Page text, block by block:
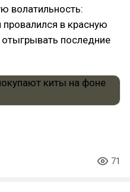
волатильность:
провалился в красную
отыгрывать последние
71